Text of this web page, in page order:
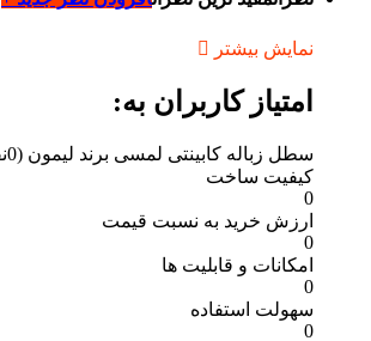
نمایش بیشتر
امتیاز کاربران به:
سطل زباله کابینتی لمسی برند لیمون (0نفر)
کیفیت ساخت
0
ارزش خرید به نسبت قیمت
0
امکانات و قابلیت ها
0
سهولت استفاده
0